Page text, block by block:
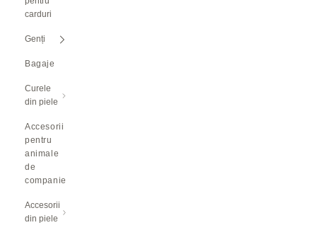
carduri
Genți
Bagaje
Curele
din piele
Accesorii
pentru
animale
de
companie
Accesorii
din piele